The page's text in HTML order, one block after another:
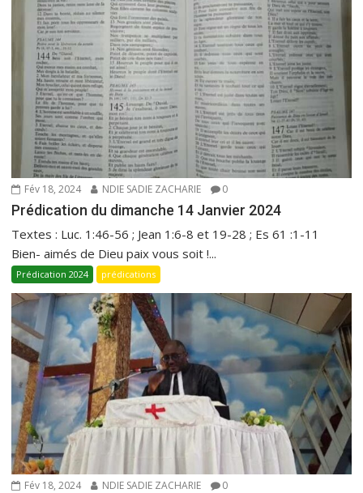
Fév 18, 2024 NDIE SADIE ZACHARIE 0
Prédication du dimanche 14 Janvier 2024
Textes : Luc. 1:46-56 ; Jean 1:6-8 et 19-28 ; Es 61 :1-11
Bien- aimés de Dieu paix vous soit !...
Prédication 2024 prédications
Fév 18, 2024 NDIE SADIE ZACHARIE 0